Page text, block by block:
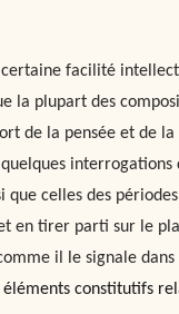
facilité
la plupart des
de la pensée et de
celles des
tirer parti sur le
il le signale
constitutifs